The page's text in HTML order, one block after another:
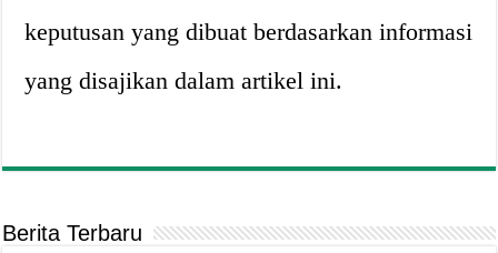
keputusan yang dibuat berdasarkan informasi
yang disajikan dalam artikel ini.
Berita Terbaru